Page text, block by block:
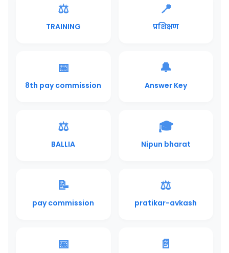
⚖️
TRAINING
📍
प्रशिक्षण
📅
8th pay commission
🔔
Answer Key
⚖️
BALLIA
🎓
Nipun bharat
📝
pay commission
⚖️
pratikar-avkash
📅 📄